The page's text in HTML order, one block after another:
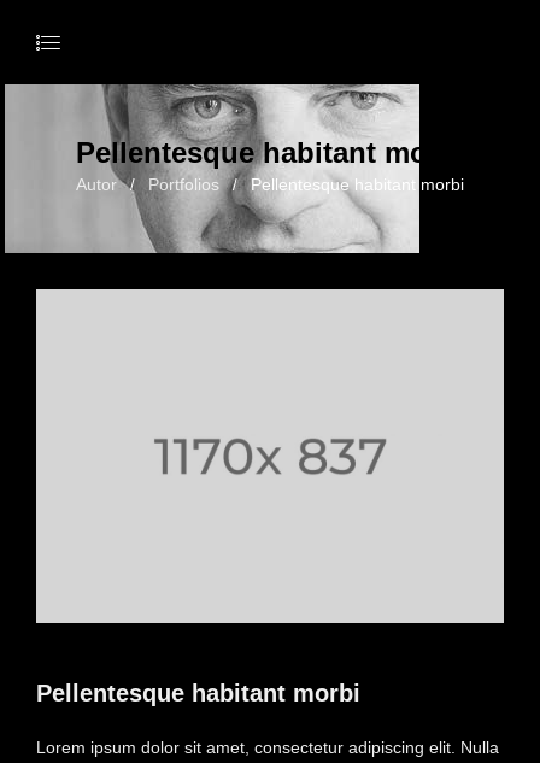
Pellentesque habitant morbi
Autor / Portfolios / Pellentesque habitant morbi
Pellentesque habitant morbi
Lorem ipsum dolor sit amet, consectetur adipiscing elit. Nulla